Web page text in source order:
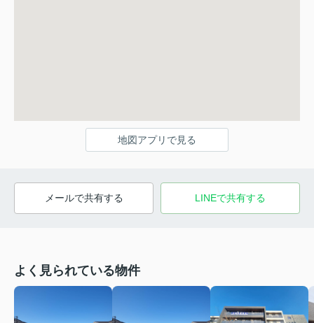
地図アプリで見る
メールで共有する LINEで共有する
よく見られている物件